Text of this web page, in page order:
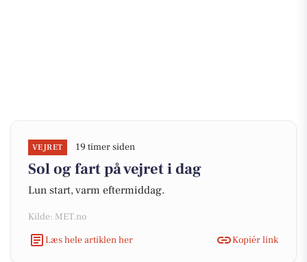
VEJRET 19 timer siden
Sol og fart på vejret i dag
Lun start, varm eftermiddag.
Kilde: MET.no
Læs hele artiklen her
Kopiér link